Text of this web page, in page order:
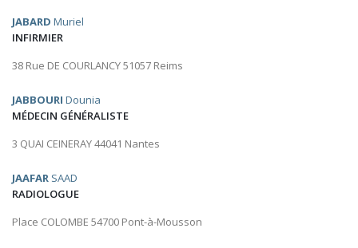
JABARD Muriel
INFIRMIER
38 Rue DE COURLANCY 51057 Reims
JABBOURI Dounia
MÉDECIN GÉNÉRALISTE
3 QUAI CEINERAY 44041 Nantes
JAAFAR SAAD
RADIOLOGUE
Place COLOMBE 54700 Pont-à-Mousson